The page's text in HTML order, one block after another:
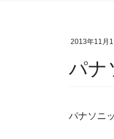
2013年11月1
パナ
パナソニ